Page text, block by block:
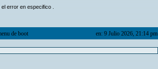
error en especifico .
de boot en: 9 Julio 2026, 21:14 pm